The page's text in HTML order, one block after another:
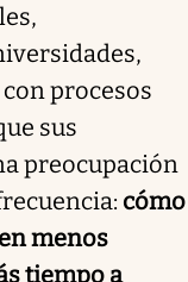
procesos
sus
preocupación
cómo
menos
tiempo a